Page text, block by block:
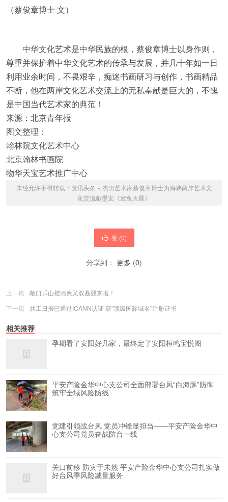
（蔡俊章博士 文）
中华文化艺术是中华民族的根，蔡俊章博士以身作则，
尊重并保护着中华文化艺术的传承与发展，并几十年如一日
利用业余时间，不畏艰辛，痴迷书画研习与创作，书画精品
不断，他在两岸文化艺术交流上的无私奉献是巨大的，不愧
是中国当代艺术家的典范！
来源：北京青年报
图文整理：
翰林院文化艺术中心
北京翰林书画院
物华天宝艺术推广中心
未经允许不得转载： 资讯头条 » 杰出艺术家蔡俊章博士为海峡两岸艺术文
化交流献墨宝《宏兔大展》
赞 (0)
分享到： 更多 (0)
上一篇
敞口乐山楂清爽又双叒叕来啦！
下一篇
共工日报已通过ICANN认证 获“顶级国际域名”注册证书
相关推荐
孕期看了安阳好几家，最终定了安阳桓鸣宝悦阁
平安产险金华中心支公司全面部署台风“白海豚”防御
筑牢全域风险防线
党建引领战台风 党员冲锋显担当——平安产险金华中
心支公司党员奋战防台一线
关口前移 防灾于未然 平安产险金华中心支公司扎实做
好台风季风险减量服务